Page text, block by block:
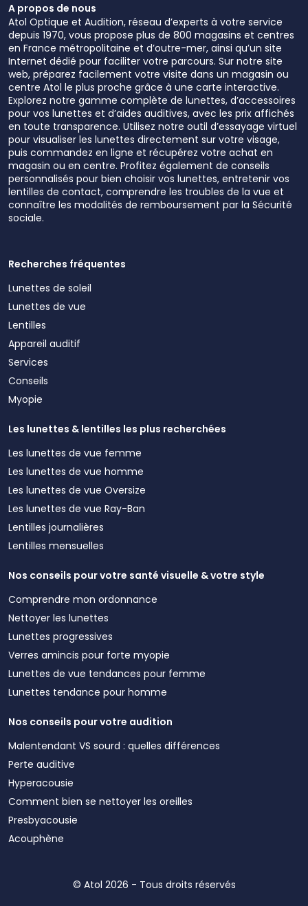
A propos de nous
Atol Optique et Audition, réseau d’experts à votre service
depuis 1970, vous propose plus de 800 magasins et centres
en France métropolitaine et d’outre-mer, ainsi qu’un site
Internet dédié pour faciliter votre parcours. Sur notre site
web, préparez facilement votre visite dans un magasin ou
centre Atol le plus proche grâce à une carte interactive.
Explorez notre gamme complète de lunettes, d’accessoires
pour vos lunettes et d’aides auditives, avec les prix affichés
en toute transparence. Utilisez notre outil d’essayage virtuel
pour visualiser les lunettes directement sur votre visage,
puis commandez en ligne et récupérez votre achat en
magasin ou en centre. Profitez également de conseils
personnalisés pour bien choisir vos lunettes, entretenir vos
lentilles de contact, comprendre les troubles de la vue et
connaître les modalités de remboursement par la Sécurité
sociale.
Recherches fréquentes
Lunettes de soleil
Lunettes de vue
Lentilles
Appareil auditif
Services
Conseils
Myopie
Les lunettes & lentilles les plus recherchées
Les lunettes de vue femme
Les lunettes de vue homme
Les lunettes de vue Oversize
Les lunettes de vue Ray-Ban
Lentilles journalières
Lentilles mensuelles
Nos conseils pour votre santé visuelle & votre style
Comprendre mon ordonnance
Nettoyer les lunettes
Lunettes progressives
Verres amincis pour forte myopie
Lunettes de vue tendances pour femme
Lunettes tendance pour homme
Nos conseils pour votre audition
Malentendant VS sourd : quelles différences
Perte auditive
Hyperacousie
Comment bien se nettoyer les oreilles
Presbyacousie
Acouphène
© Atol 2026 - Tous droits réservés